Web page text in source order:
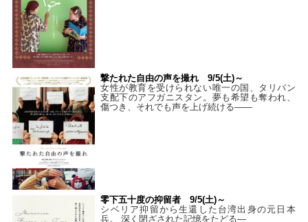
撃たれた自由の声を撮れ 9/5(土)～
女性が教育を受けられない唯一の国、タリバン
支配下のアフガニスタン。夢も希望も奪われ、
傷つき、それでも声を上げ続ける——
零下五十度の抑留者 9/5(土)～
シベリア抑留から生還した台湾出身の元日本
兵。 深く閉ざされた記憶をたどる—